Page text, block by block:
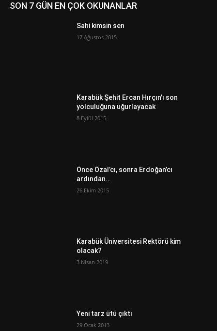
SON 7 GÜN EN ÇOK OKUNANLAR
Sahi kimsin sen
17 Ağustos 2015
Karabük Şehit Ercan Hırçın'ı son
yolculuğuna uğurlayacak
8 Eylül 2015
Önce Özal’cı, sonra Erdoğan’cı
ardından…
26 Ekim 2015
Karabük Üniversitesi Rektörü kim
olacak?
3 Nisan 2019
Yeni tarz ütü çıktı
29 Ocak 2013